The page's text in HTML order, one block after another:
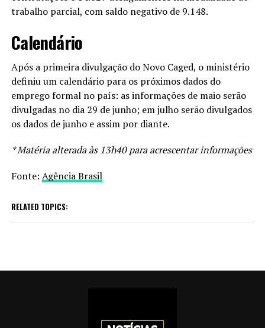
trabalho parcial, com saldo negativo de 9.148.
Calendário
Após a primeira divulgação do Novo Caged, o ministério
definiu um calendário para os próximos dados do
emprego formal no país: as informações de maio serão
divulgadas no dia 29 de junho; em julho serão divulgados
os dados de junho e assim por diante.
* Matéria alterada às 13h40 para acrescentar informações
Fonte: Agência Brasil
RELATED TOPICS: